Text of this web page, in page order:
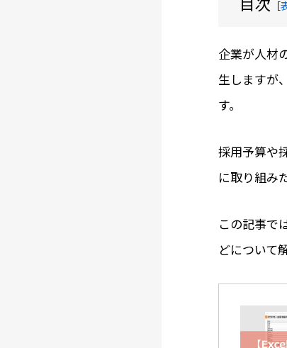
［
企業が人材
生しますが
す。
採用予算や
に取り組み
この記事で
どについて